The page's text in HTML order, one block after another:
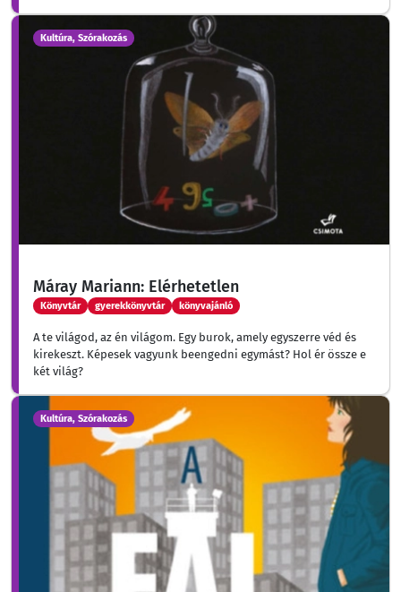
Kultúra, Szórakozás
Máray Mariann: Elérhetetlen
Könyvtár gyerekkönyvtár könyvajánló
A te világod, az én világom. Egy burok, amely egyszerre véd és
kirekeszt. Képesek vagyunk beengedni egymást? Hol ér össze e
két világ?
Kultúra, Szórakozás